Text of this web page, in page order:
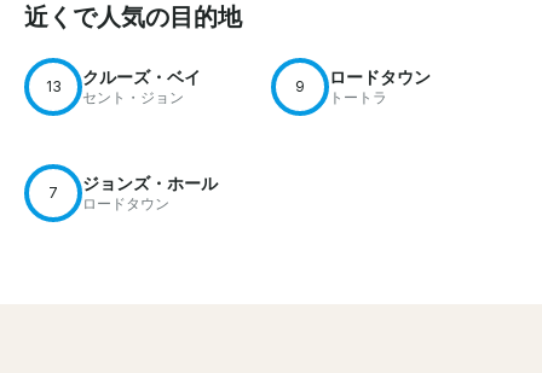
近くで人気の目的地
13 クルーズ・ベイ
セント・ジョン
9 ロードタウン
トートラ
7 ジョンズ・ホール
ロードタウン